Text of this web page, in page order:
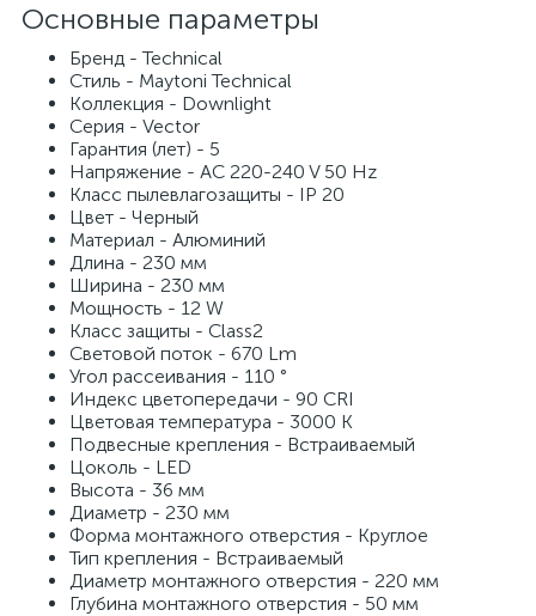
Основные параметры
Бренд - Technical
Стиль - Maytoni Technical
Коллекция - Downlight
Серия - Vector
Гарантия (лет) - 5
Напряжение - AC 220-240 V 50 Hz
Класс пылевлагозащиты - IP 20
Цвет - Черный
Материал - Алюминий
Длина - 230 мм
Ширина - 230 мм
Мощность - 12 W
Класс защиты - Class2
Световой поток - 670 Lm
Угол рассеивания - 110 °
Индекс цветопередачи - 90 CRI
Цветовая температура - 3000 K
Подвесные крепления - Встраиваемый
Цоколь - LED
Высота - 36 мм
Диаметр - 230 мм
Форма монтажного отверстия - Круглое
Тип крепления - Встраиваемый
Диаметр монтажного отверстия - 220 мм
Глубина монтажного отверстия - 50 мм